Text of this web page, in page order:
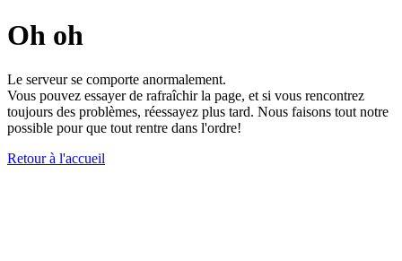
Oh oh
Le serveur se comporte anormalement.
Vous pouvez essayer de rafraîchir la page, et si vous rencontrez
toujours des problèmes, réessayez plus tard. Nous faisons tout notre
possible pour que tout rentre dans l'ordre!
Retour à l'accueil